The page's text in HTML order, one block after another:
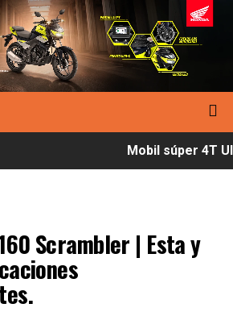
Mobil súper 4T
Scrambler | Esta y